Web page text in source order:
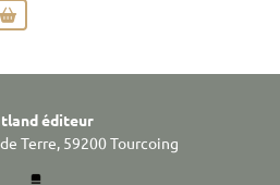
éditeur
Terre, 59200 Tourcoing